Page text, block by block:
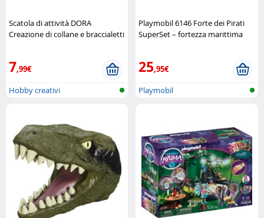
Scatola di attività DORA
Creazione di collane e braccialetti
7,99€
Hobby creativi
Playmobil 6146 Forte dei Pirati
SuperSet – fortezza marittima
25,95€
Playmobil